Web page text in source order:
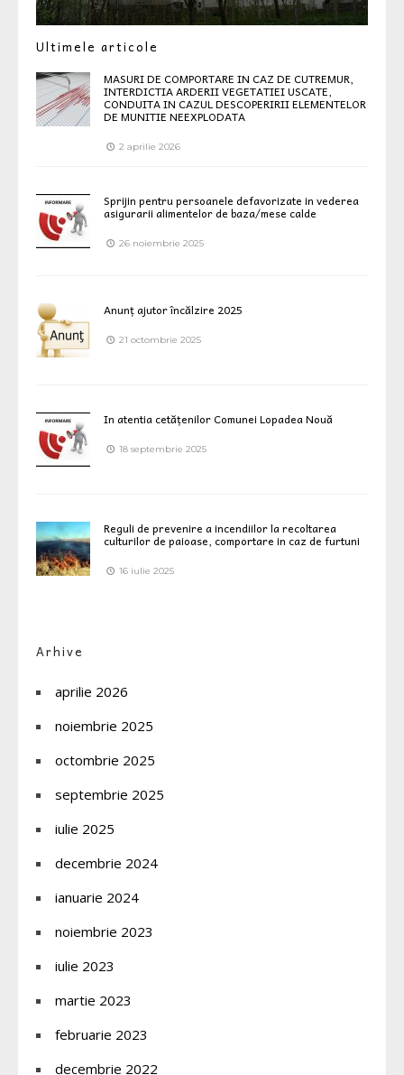
Ultimele articole
MASURI DE COMPORTARE IN CAZ DE CUTREMUR,
INTERDICTIA ARDERII VEGETATIEI USCATE,
CONDUITA IN CAZUL DESCOPERIRII ELEMENTELOR
DE MUNITIE NEEXPLODATA
2 aprilie 2026
Sprijin pentru persoanele defavorizate in vederea
asigurarii alimentelor de baza/mese calde
26 noiembrie 2025
Anunț ajutor încălzire 2025
21 octombrie 2025
In atentia cetățenilor Comunei Lopadea Nouă
18 septembrie 2025
Reguli de prevenire a incendiilor la recoltarea
culturilor de paioase, comportare in caz de furtuni
16 iulie 2025
Arhive
aprilie 2026
noiembrie 2025
octombrie 2025
septembrie 2025
iulie 2025
decembrie 2024
ianuarie 2024
noiembrie 2023
iulie 2023
martie 2023
februarie 2023
decembrie 2022